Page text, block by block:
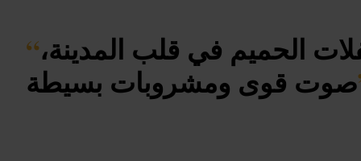
“الحميم في قلب المدينة،
صوت قوى ومشروبات بسيطة